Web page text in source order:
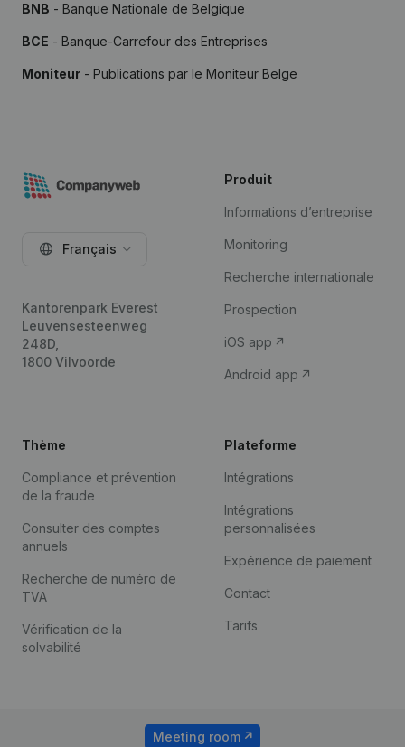
BNB - Banque Nationale de Belgique
BCE - Banque-Carrefour des Entreprises
Moniteur - Publications par le Moniteur Belge
Français
Kantorenpark Everest
Leuvensesteenweg
248D,
1800 Vilvoorde
Produit
Informations d’entreprise
Monitoring
Recherche internationale
Prospection
iOS app
Android app
Thème
Compliance et prévention
de la fraude
Consulter des comptes
annuels
Recherche de numéro de
TVA
Vérification de la
solvabilité
Plateforme
Intégrations
Intégrations
personnalisées
Expérience de paiement
Contact
Tarifs
Meeting room